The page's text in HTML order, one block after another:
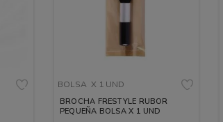
BOLSA X 1 UND
BROCHA FRESTYLE RUBOR
PEQUEÑA BOLSA X 1 UND